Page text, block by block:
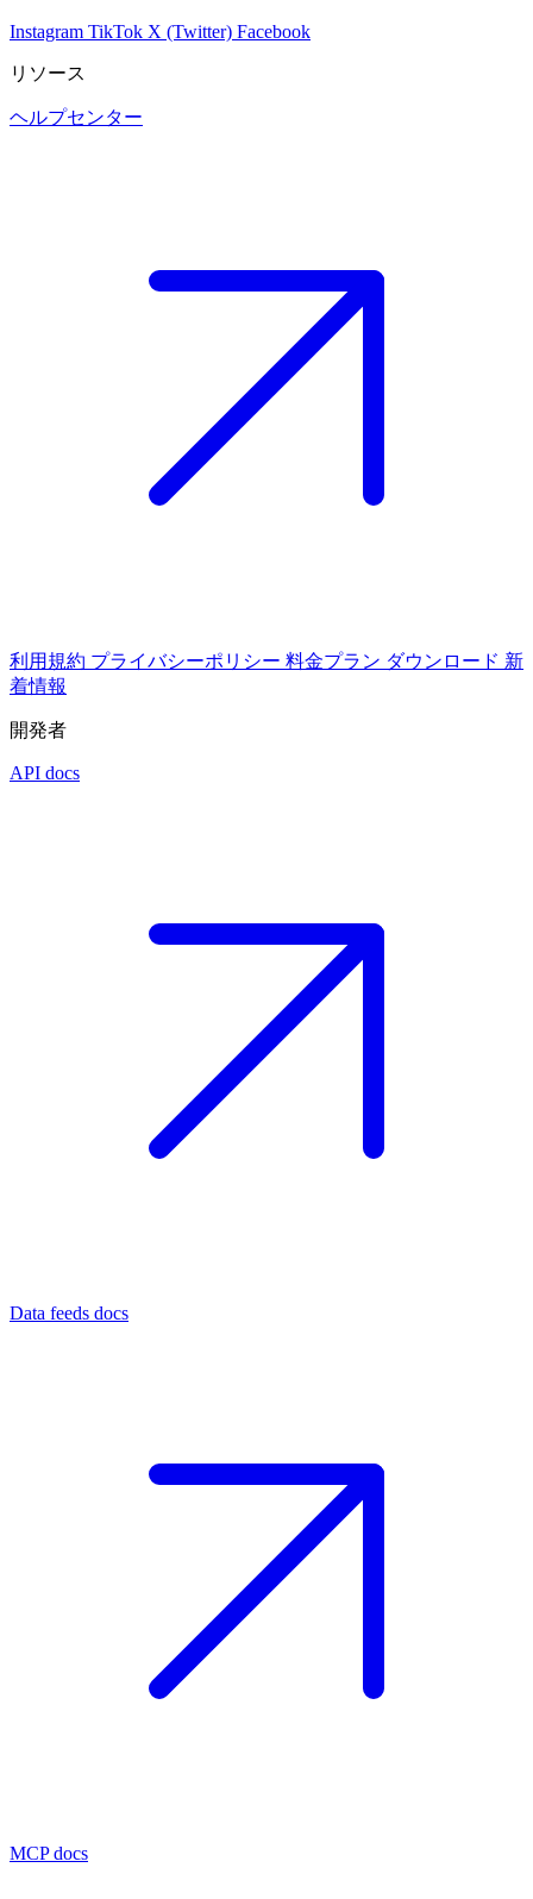
Instagram TikTok X (Twitter) Facebook
リソース
ヘルプセンター
利用規約 プライバシーポリシー 料金プラン ダウンロード 新
着情報
開発者
API docs
Data feeds docs
MCP docs